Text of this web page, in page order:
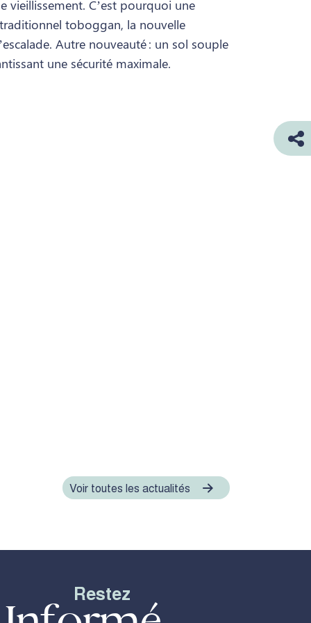
vieillissement. C’est pourquoi une
toboggan, la nouvelle
Autre nouveauté : un sol souple
une sécurité maximale.
Voir toutes les actualités
Restez